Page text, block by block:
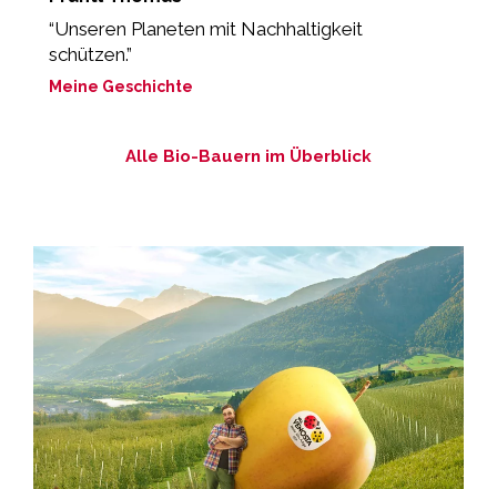
“Unseren Planeten mit Nachhaltigkeit
schützen.”
Meine Geschichte
Alle Bio-Bauern im Überblick